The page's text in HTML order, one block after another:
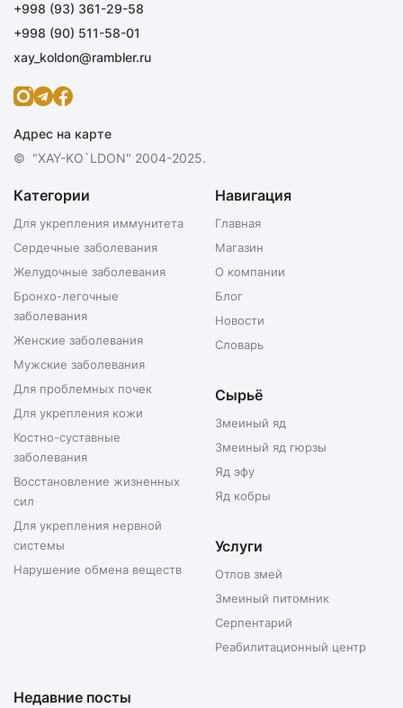
+998 (93) 361-29-58
+998 (90) 511-58-01
xay_koldon@rambler.ru
Адрес на карте
© "XAY-KO`LDON" 2004-2025.
Навигация
Главная
Магазин
О компании
Блог
Новости
Словарь
Сырьё
Змеиный яд
Змеиный яд гюрзы
Яд эфу
Яд кобры
Услуги
Отлов змей
Змеиный питомник
Серпентарий
Реабилитационный центр
Категории
Для укрепления иммунитета
Сердечные заболевания
Желудочные заболевания
Бронхо-легочные
заболевания
Женские заболевания
Мужские заболевания
Для проблемных почек
Для укрепления кожи
Костно-суставные
заболевания
Восстановление жизненных
сил
Для укрепления нервной
системы
Нарушение обмена веществ
Недавние посты